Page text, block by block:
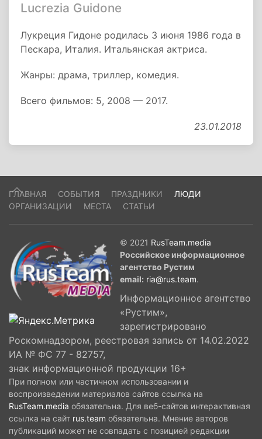
Lucrezia Guidone
Лукреция Гидоне родилась 3 июня 1986 года в
Пескара, Италия. Итальянская актриса.
Жанры: драма, триллер, комедия.
Всего фильмов: 5, 2008 — 2017.
23.01.2018
ГЛАВНАЯ СОБЫТИЯ ПРАЗДНИКИ
ЛЮДИ
ОРГАНИЗАЦИИ
МЕСТА СТАТЬИ
© 2021 RusTeam.media
Российское информационное
агентство Рустим
email: ria@rus.team.
Информационное агентство
«Рустим»,
зарегистрировано
Роскомнадзором, реестровая запись от 14.02.2022
ИА № ФС 77 - 82757,
знак информационной продукции 16+
При полном или частичном использовании и
воспроизведении материалов сайтов ссылка на
RusTeam.media обязательна. Для веб-сайтов интерактивная
ссылка на сайт rus.team обязательна. Мнение авторов
публикаций может не совпадать с позицией редакции